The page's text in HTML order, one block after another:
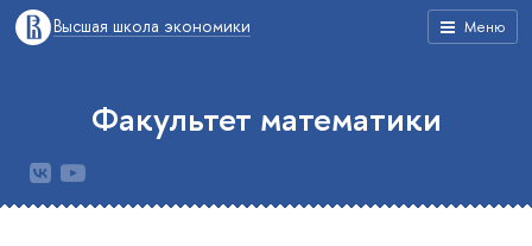
Меню
ысшая школа экономики
Факультет математики